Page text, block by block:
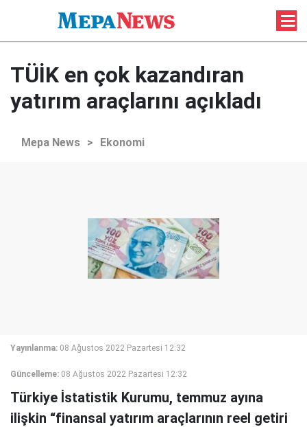
TÜİK en çok kazandıran
yatırım araçlarını açıkladı
Mepa News > Ekonomi
Yayınlanma: 08 Ağustos 2022 Pazartesi 12:32
Güncelleme: 08 Ağustos 2022 Pazartesi 12:32
Türkiye İstatistik Kurumu, temmuz ayına
ilişkin “finansal yatırım araçlarının reel getiri